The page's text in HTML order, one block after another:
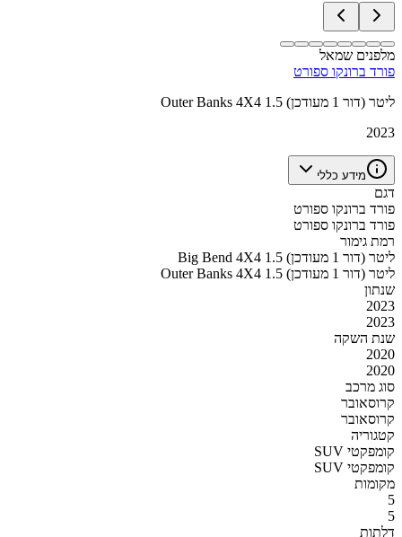
מלפנים שמאל
פורד ברונקו ספורט
Outer Banks 4X4 1.5 ליטר (דור 1 מעודכן)
2023
מידע כללי
דגם
פורד ברונקו ספורט
פורד ברונקו ספורט
רמת גימור
Big Bend 4X4 1.5 ליטר (דור 1 מעודכן)
Outer Banks 4X4 1.5 ליטר (דור 1 מעודכן)
שנתון
2023
2023
שנת השקה
2020
2020
סוג מרכב
קרוסאובר
קרוסאובר
קטגוריה
SUV קומפקטי
SUV קומפקטי
מקומות
5
5
דלתות